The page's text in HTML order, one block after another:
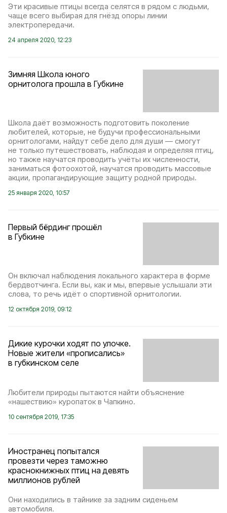
Эти красивые птицы всегда селятся в рядом с людьми,
чаще всего выбирая для гнёзд опоры линии
электропередачи.
24 апреля 2020, 12:23
Зимняя Школа юного
орнитолога прошла в Губкине
Школа даёт возможность подготовить поколение
любителей, которые, не будучи профессиональными
орнитологами, найдут себе дело для души — смогут
не только путешествовать, наблюдая и определяя птиц,
но также научатся проводить учёты их численности,
заниматься фотоохотой, научатся проводить массовые
акции, пропагандирующие защиту родной природы.
25 января 2020, 10:57
Первый бёрдинг прошёл
в Губкине
Он включал наблюдения локального характера в форме
бердвотчинга. Если вы, как и мы, впервые услышали эти
слова, то речь идёт о спортивной орнитологии.
12 октября 2019, 09:12
Дикие курочки ходят по улочке.
Новые жители «прописались»
в губкинском селе
Любители природы пытаются найти объяснение
«нашествию» куропаток в Чапкино.
10 сентября 2019, 17:35
Иностранец попытался
провезти через таможню
краснокнижных птиц на девять
миллионов рублей
Они находились в тайнике за задним сиденьем
автомобиля.